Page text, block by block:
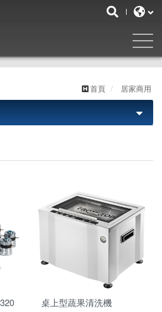
首頁 居家商用
工
桌上型蔬果清洗機